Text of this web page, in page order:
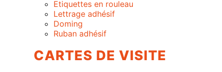
Etiquettes en rouleau
Lettrage adhésif
Doming
Ruban adhésif
CARTES DE VISITE